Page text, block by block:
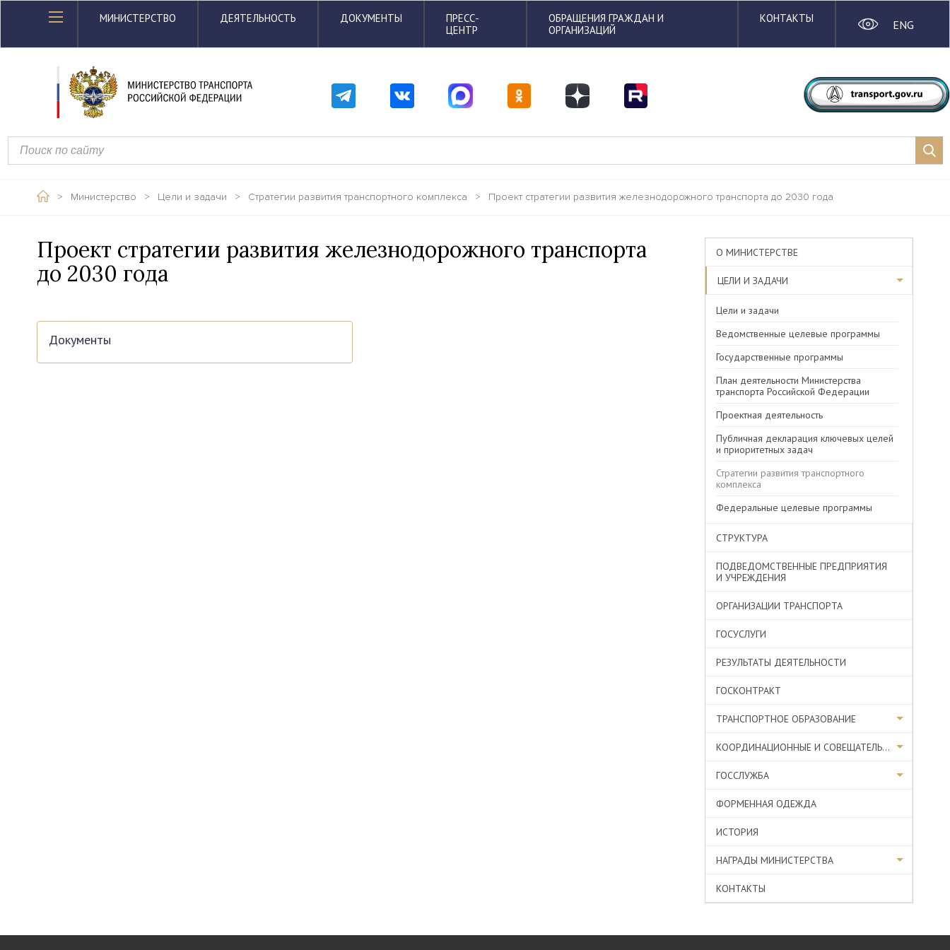
МИНИСТЕРСТВО ДЕЯТЕЛЬНОСТЬ ДОКУМЕНТЫ
ПРЕСС-
ЦЕНТР
ОБРАЩЕНИЯ ГРАЖДАН И
ОРГАНИЗАЦИЙ
КОНТАКТЫ ENG
> Министерство > Цели и задачи > Стратегии развития транспортного комплекса > Проект стратегии развития железнодорожного транспорта до 2030 года
Проект стратегии развития железнодорожного транспорта
до 2030 года
Документы
О МИНИСТЕРСТВЕ
ЦЕЛИ И ЗАДАЧИ
Цели и задачи
Ведомственные целевые программы
Государственные программы
План деятельности Министерства
транспорта Российской Федерации
Проектная деятельность
Публичная декларация ключевых целей
и приоритетных задач
Стратегии развития транспортного
комплекса
Федеральные целевые программы
СТРУКТУРА
ПОДВЕДОМСТВЕННЫЕ ПРЕДПРИЯТИЯ
И УЧРЕЖДЕНИЯ
ОРГАНИЗАЦИИ ТРАНСПОРТА
ГОСУСЛУГИ
РЕЗУЛЬТАТЫ ДЕЯТЕЛЬНОСТИ
ГОСКОНТРАКТ
ТРАНСПОРТНОЕ ОБРАЗОВАНИЕ
КООРДИНАЦИОННЫЕ И СОВЕЩАТЕЛЬНЫЕ ОРГАНЫ
ГОССЛУЖБА
ФОРМЕННАЯ ОДЕЖДА
ИСТОРИЯ
НАГРАДЫ МИНИСТЕРСТВА
КОНТАКТЫ